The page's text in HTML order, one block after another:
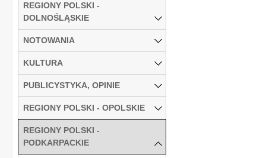
REGIONY POLSKI -
DOLNOŚLĄSKIE
NOTOWANIA
KULTURA
PUBLICYSTYKA, OPINIE
REGIONY POLSKI - OPOLSKIE
REGIONY POLSKI -
PODKARPACKIE